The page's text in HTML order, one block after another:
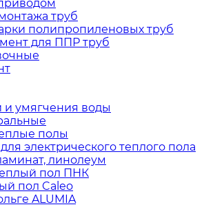
труб
полипропиленовых труб
для ППР труб
и умягчения воды
полы
электрического теплого пола
линолеум
пол ПНК
пол Caleo
ALUMIA